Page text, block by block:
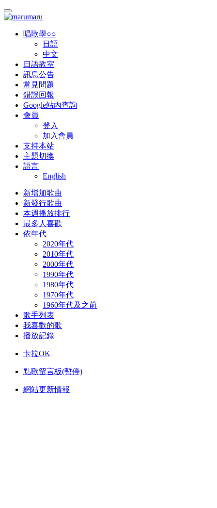
唱歌學○○
日語
中文
日語教室
訊息公告
常見問題
錯誤回報
Google站內查詢
會員
登入
加入會員
支持本站
主題切換
語言
English
新增加歌曲
新發行歌曲
本週播放排行
最多人喜歡
依年代
2020年代
2010年代
2000年代
1990年代
1980年代
1970年代
1960年代及之前
歌手列表
我喜歡的歌
播放記錄
卡拉OK
點歌留言板(暫停)
網站更新情報